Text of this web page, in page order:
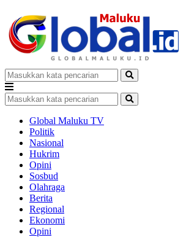
Global Maluku TV
Politik
Nasional
Hukrim
Opini
Sosbud
Olahraga
Berita
Regional
Ekonomi
Opini